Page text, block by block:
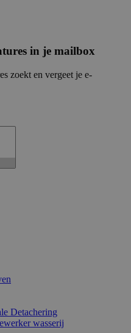
in je mailbox
zoekt en vergeet je e-
Detachering
wasserij